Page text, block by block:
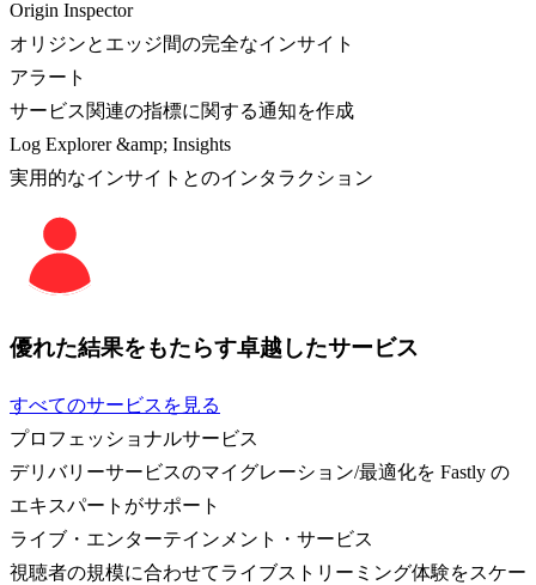
Origin Inspector
オリジンとエッジ間の完全なインサイト
アラート
サービス関連の指標に関する通知を作成
Log Explorer &amp; Insights
実用的なインサイトとのインタラクション
優れた結果をもたらす卓越したサービス
すべてのサービスを見る
プロフェッショナルサービス
デリバリーサービスのマイグレーション/最適化を Fastly の
エキスパートがサポート
ライブ・エンターテインメント・サービス
視聴者の規模に合わせてライブストリーミング体験をスケー